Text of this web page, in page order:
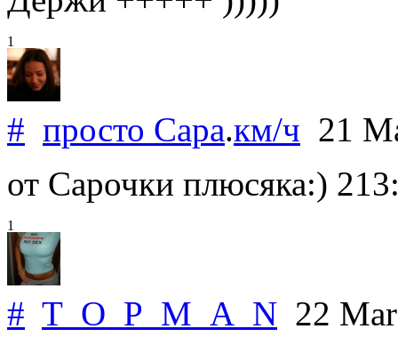
1
# просто Сара.км/ч 21
от Сарочки плюсяка:)
1
# T_O_P_M_A_N 22